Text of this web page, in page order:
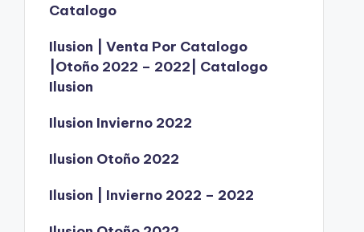
Catalogo
Ilusion | Venta Por Catalogo
|Otoño 2022 – 2022| Catalogo
Ilusion
Ilusion Invierno 2022
Ilusion Otoño 2022
Ilusion | Invierno 2022 – 2022